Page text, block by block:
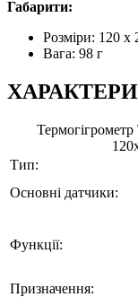
Габарити:
Розміри: 120
Вага: 98 г
Тип:
Основні датчики:
Функції:
Призначення: